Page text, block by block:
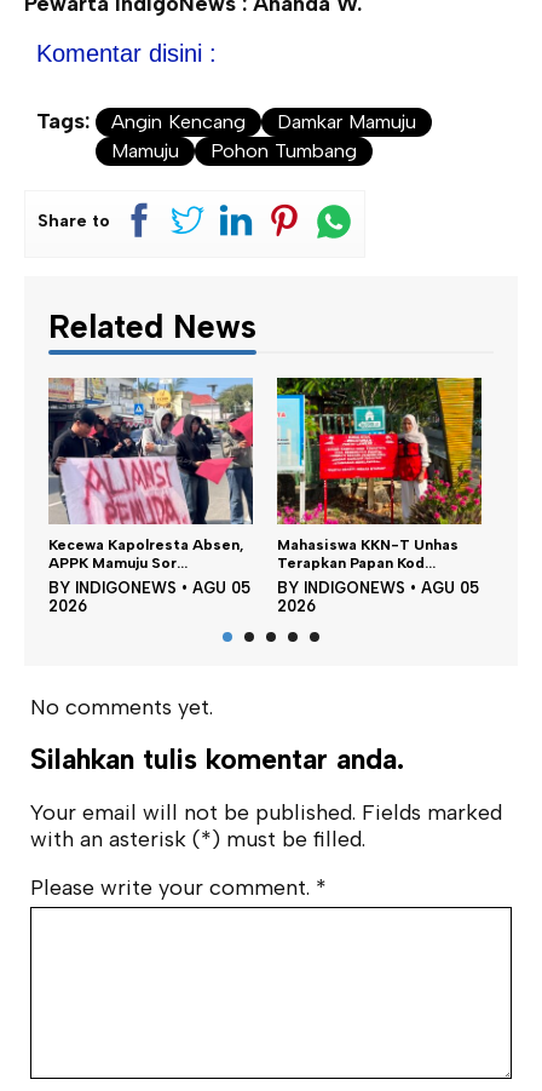
Komentar disini :
Tags: Angin Kencang
Damkar Mamuju
Mamuju
Pohon Tumbang
Share to
Related News
Mahasiswa KKN-T Unhas
Terapkan Papan Kod...
BYINDIGONEWS •AGU 05
2026
Satu DPO Pengeroyokan
SPBU Tapalang Dita...
BYINDIGONEWS •AGU 05
2026
No comments yet.
Silahkan tulis komentar anda.
Your email will not be published. Fields marked
with an asterisk (*) must be filled.
Please write your comment. *